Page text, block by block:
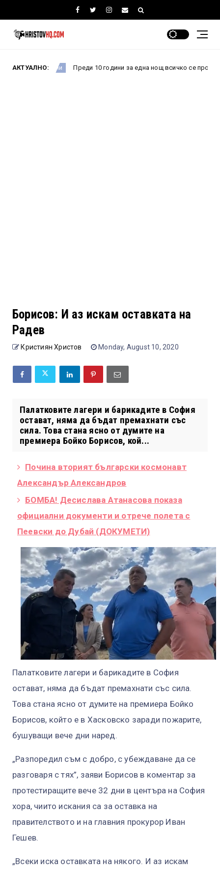
АКТУАЛНО:
Новини Преди 10 години за една нощ всичко се промени: Как
Борисов: И аз искам оставката на
Радев
Кристиян Христов Monday, August 10, 2020
Палатковите лагери и барикадите в София
остават, няма да бъдат премахнати със
сила. Това стана ясно от думите на
премиера Бойко Борисов, кой...
Почина вторият български космонавт
Александър Александров
БОМБА! Десислава Атанасова показа
официални документи и отрече полета с
Пеевски до Дубай (ДОКУМЕТИ)
Палатковите лагери и барикадите в София
остават, няма да бъдат премахнати със сила.
Това стана ясно от думите на премиера Бойко
Борисов, който е в Хасковско заради пожарите,
бушуващи вече дни наред.
„Разпоредил съм с добро, с убеждаване да се
разговаря с тях”, заяви Борисов в коментар за
протестиращите вече 32 дни в центъра на София
хора, чиито искания са за оставка на
правителството и на главния прокурор Иван
Гешев.
„Всеки иска оставката на някого. И аз искам